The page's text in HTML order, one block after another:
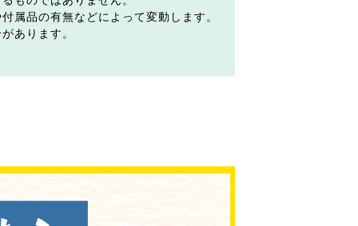
属品の有無などによって変動します。
あります。